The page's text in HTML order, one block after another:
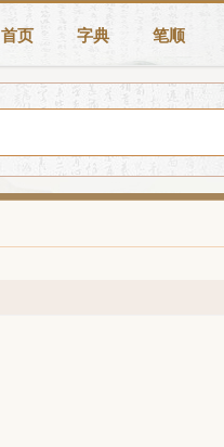
首页 字典 笔顺